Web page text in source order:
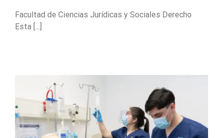
Facultad de Ciencias Jurídicas y Sociales Derecho
Esta [...]